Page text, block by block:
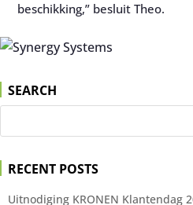
beschikking,” besluit Theo.
SEARCH
RECENT POSTS
Uitnodiging KRONEN Klantendag